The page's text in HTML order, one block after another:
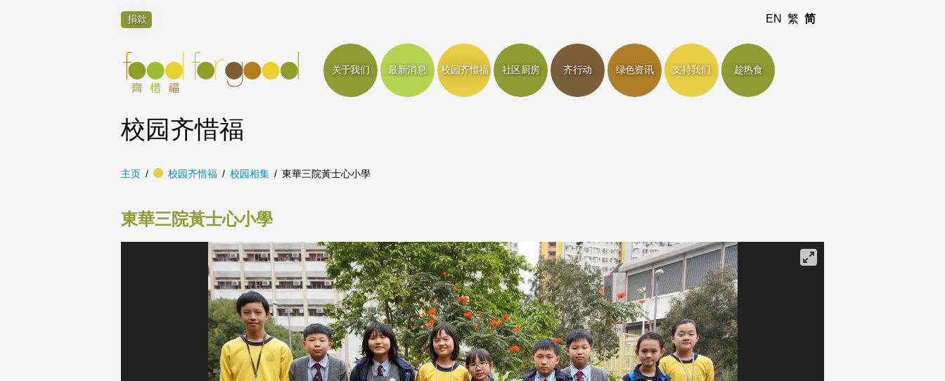
捐款 EN 繁 简
关于我们 最新消息 校园齐惜福 社区厨房 齐行动 绿色资讯 支持我们 趁热食
校园齐惜福
主页 校园齐惜福 校园相集 東華三院黃士心小學
東華三院黃士心小學